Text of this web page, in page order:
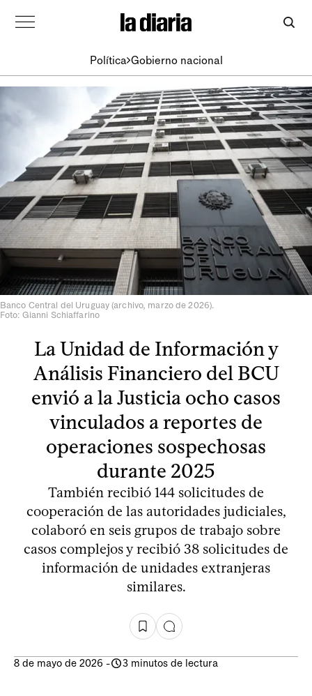
Política Gobierno nacional
Banco Central del Uruguay (archivo, marzo de 2026).
Foto: Gianni Schiaffarino
La Unidad de Información y
Análisis Financiero del BCU
envió a la Justicia ocho casos
vinculados a reportes de
operaciones sospechosas
durante 2025
También recibió 144 solicitudes de
cooperación de las autoridades judiciales,
colaboró en seis grupos de trabajo sobre
casos complejos y recibió 38 solicitudes de
información de unidades extranjeras
similares.
8 de mayo de 2026 - 3 minutos de lectura